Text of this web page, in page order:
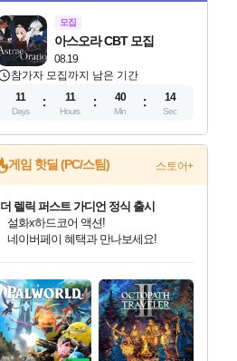
모집
08.19
아스오라 CBT 모집
참가자 모집까지 남은 기간
11
Days
11
Hours
40
Min
13
Sec
게임 핫딜 (PC/스팀) 스토어+
최대 90% 할인가를 만나보세요!
네이버혜택과 함께 만나보세요!
50%할인&추가 적립까지!
네이버 포인트 혜택까지!
이니&베니 혜택까지!
네이버 혜택가와 함께 예약하세요!
할인&네이버혜택으로 만나보세요!
더 렐릭 퍼스트 가디언 정식 출시
설화x하드코어 액션!
네이버페이 혜택과 만나보세요!
40주년 프로모션으로 만나보세요!
할인가에 만나보세요!
일부 에디션 상시 할인!
혜택으로 예약 판매 중
편안하게 충전하세요